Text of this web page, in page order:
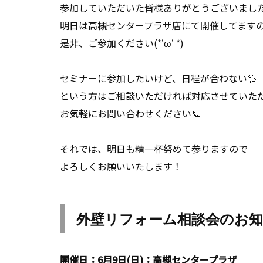
参加していただいた皆様ありがとうございま
明日は高槻センタープラザ店にて開催してます
是非、ご参加ください(*‘ω‘ *)
セミナーに参加したいけど、日程が合わない💦
という方はご相談いただければ対応させていた
お気軽にお問い合わせください📞
それでは、明日も精一杯努めて参りますので
よろしくお願いいたします！
外壁リフォーム相談会のお
開催日：6月9日(日)：高槻センタープラザ